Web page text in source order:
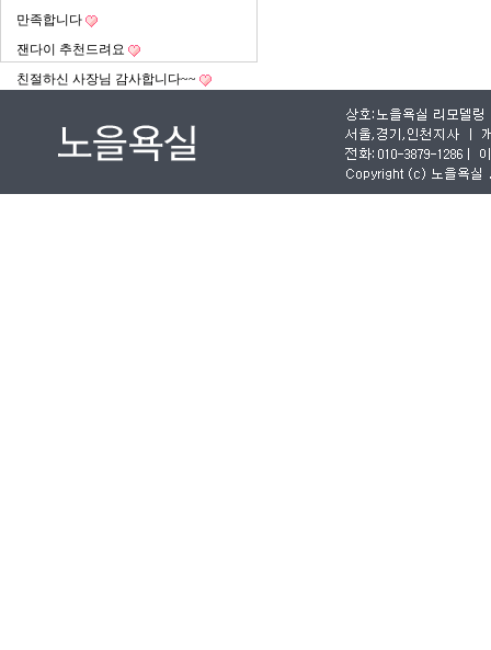
만족합니다
잰다이 추천드려요
친절하신 사장님 감사합니다~~